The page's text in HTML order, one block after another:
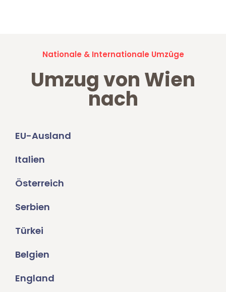
Nationale & Internationale Umzüge
Umzug von Wien
nach
EU-Ausland
Italien
Österreich
Serbien
Türkei
Belgien
England